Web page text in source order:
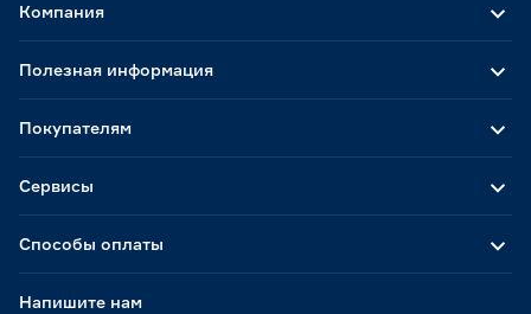
Способы оплаты
Компания
Полезная информация
Покупателям
Сервисы
Напишите нам